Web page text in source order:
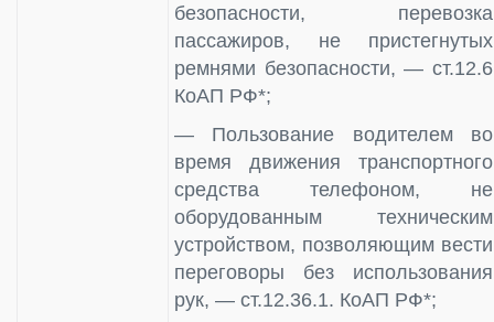
безопасности, перевозка
пассажиров, не пристегнутых
ремнями безопасности, — ст.12.6
КоАП РФ*;
— Пользование водителем во
время движения транспортного
средства телефоном, не
оборудованным техническим
устройством, позволяющим вести
переговоры без использования
рук, — ст.12.36.1. КоАП РФ*;